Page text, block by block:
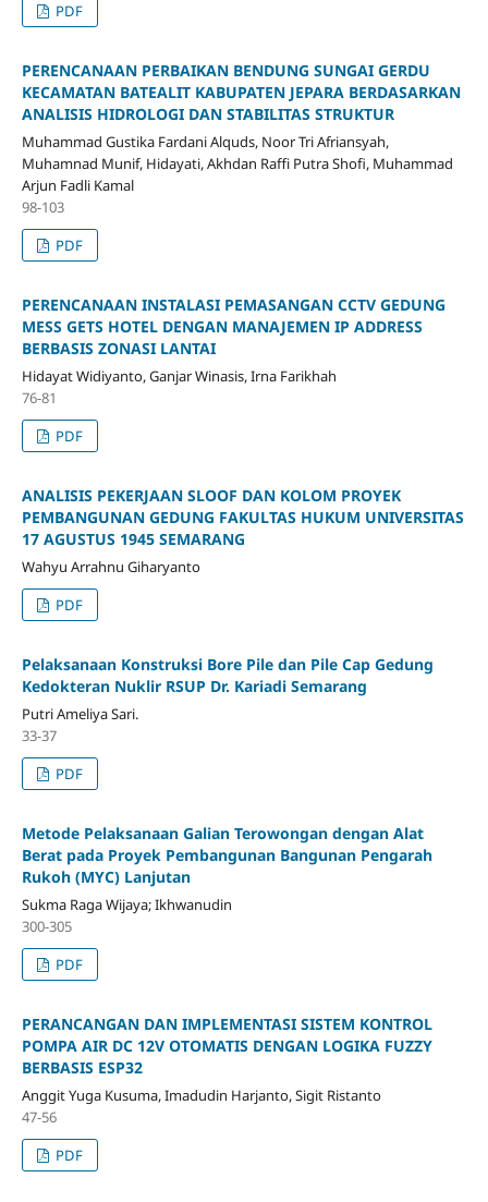
PDF
PERENCANAAN PERBAIKAN BENDUNG SUNGAI GERDU
KECAMATAN BATEALIT KABUPATEN JEPARA BERDASARKAN
ANALISIS HIDROLOGI DAN STABILITAS STRUKTUR
Muhammad Gustika Fardani Alquds, Noor Tri Afriansyah,
Muhamnad Munif, Hidayati, Akhdan Raffi Putra Shofi, Muhammad
Arjun Fadli Kamal
98-103
PDF
PERENCANAAN INSTALASI PEMASANGAN CCTV GEDUNG
MESS GETS HOTEL DENGAN MANAJEMEN IP ADDRESS
BERBASIS ZONASI LANTAI
Hidayat Widiyanto, Ganjar Winasis, Irna Farikhah
76-81
PDF
ANALISIS PEKERJAAN SLOOF DAN KOLOM PROYEK
PEMBANGUNAN GEDUNG FAKULTAS HUKUM UNIVERSITAS
17 AGUSTUS 1945 SEMARANG
Wahyu Arrahnu Giharyanto
PDF
Pelaksanaan Konstruksi Bore Pile dan Pile Cap Gedung
Kedokteran Nuklir RSUP Dr. Kariadi Semarang
Putri Ameliya Sari.
33-37
PDF
Metode Pelaksanaan Galian Terowongan dengan Alat
Berat pada Proyek Pembangunan Bangunan Pengarah
Rukoh (MYC) Lanjutan
Sukma Raga Wijaya; Ikhwanudin
300-305
PDF
PERANCANGAN DAN IMPLEMENTASI SISTEM KONTROL
POMPA AIR DC 12V OTOMATIS DENGAN LOGIKA FUZZY
BERBASIS ESP32
Anggit Yuga Kusuma, Imadudin Harjanto, Sigit Ristanto
47-56
PDF